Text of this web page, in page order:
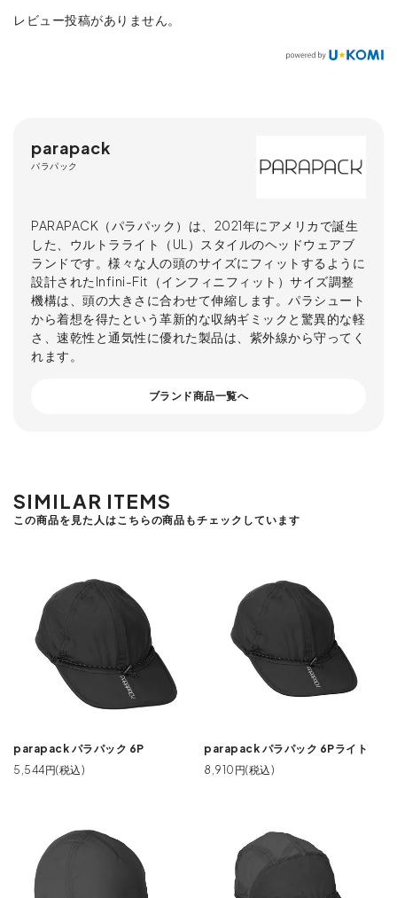
レビュー投稿がありません。
parapack
パラパック
PARAPACK（パラパック）は、2021年にアメリカで誕生
した、ウルトラライト（UL）スタイルのヘッドウェアブ
ランドです。様々な人の頭のサイズにフィットするように
設計されたInfini-Fit（インフィニフィット）サイズ調整
機構は、頭の大きさに合わせて伸縮します。パラシュート
から着想を得たという革新的な収納ギミックと驚異的な軽
さ、速乾性と通気性に優れた製品は、紫外線から守ってく
れます。
ブランド商品一覧へ
SIMILAR ITEMS
この商品を見た人はこちらの商品もチェックしています
parapack パラパック 6P
5,544円(税込)
parapack パラパック 6Pライト
8,910円(税込)